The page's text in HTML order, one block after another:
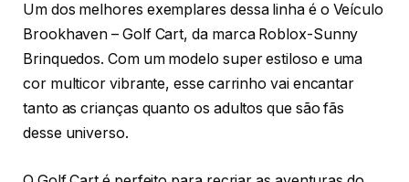
Um dos melhores exemplares dessa linha é o Veículo
Brookhaven – Golf Cart, da marca Roblox-Sunny
Brinquedos. Com um modelo super estiloso e uma
cor multicor vibrante, esse carrinho vai encantar
tanto as crianças quanto os adultos que são fãs
desse universo.